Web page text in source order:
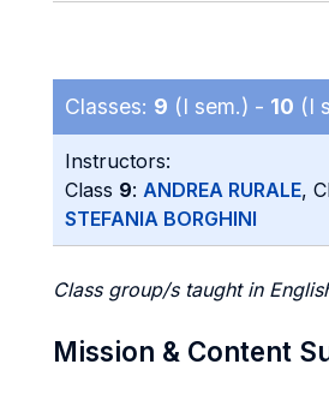
Classes: 9 (I sem.) - 10 (I
Instructors:
Class 9: ANDREA RURALE,
STEFANIA BORGHINI
Class group/s taught in
Mission & Content